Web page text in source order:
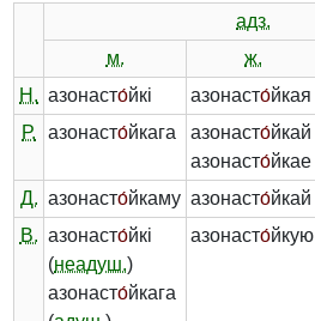
адз.
м.
ж.
Н. азонасто́йкі азонасто́йкая
Р.
азонасто́йкага азонасто́йкай
азонасто́йкае
Д. азонасто́йкаму азонасто́йкай
В. азонасто́йкі
(неадуш.)
азонасто́йкага
азонасто́йкую